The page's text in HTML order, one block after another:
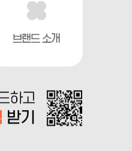
브랜드 소개